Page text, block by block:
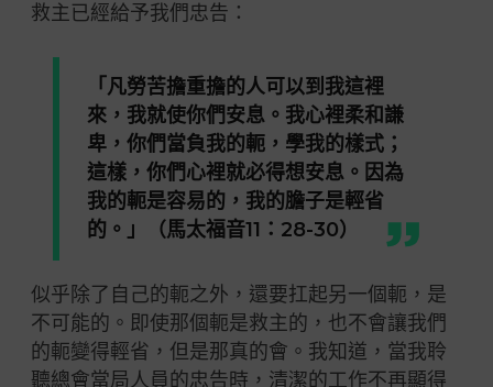
救主已經給予我們忠告 ：
「凡勞苦擔重擔的人可以到我這裡
來，我就使你們安息。我心裡柔和謙
卑，你們當負我的軛，學我的樣式；
這樣，你們心裡就必得想安息。因為
我的軛是容易的，我的膽子是輕省
的。」（馬太福音11：28-30）
似乎除了自己的軛之外，還要扛起另一個軛，是
不可能的。即使那個軛是救主的，也不會讓我們
的軛變得輕省，但是那真的會。我知道，當我聆
聽總會當局人員的忠告時，清潔的工作不再顯得